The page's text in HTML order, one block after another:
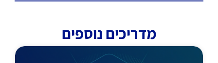
מדריכים נוספים